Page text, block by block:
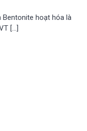
Bentonite hoạt hóa là
[…]